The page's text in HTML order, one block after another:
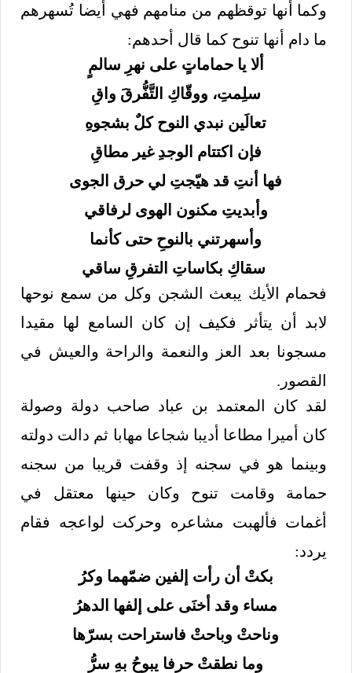
وكما أنها توقظهم من منامهم فهي أيضا تُسهرهم
ما دام أنها تنوح كما قال أحدهم:
ألا يا حماماتٍ على نهرِ سالمٍ
سلِمتِ، ووقّاكِ التَّفُّرقَ واقِ
تعالَين نبدي النوح كلٌ بشجوهِ
فإن اكتتام الوجدِ غير مطاقِ
فها أنتِ قد هيّجتِ لي حرق الجوى
وأبديتِ مكنون الهوى لرفاقي
وأسهرتني بالنوحِ حتى كأنما
سقاكِ بكاساتِ التفرقِ ساقي
فحمام الأيك يبعث الشجن وكل من سمع نوحها
لابد أن يتأثر فكيف إن كان السامع لها مقيدا
مسجونا بعد العز والنعمة والراحة والعيش في
القصور.
لقد كان المعتمد بن عباد صاحب دولة وصولة
كان أميرا مطاعا أديبا شجاعا مهابا ثم دالت دولته
وبينما هو في سجنه إذ وقفت قريبا من سجنه
حمامة وقامت تنوح وكان حينها معتقل في
أغمات فألهبت مشاعره وحركت لواعجه فقام
يردد:
بكتْ أن رأت إلفين ضمّهما وكرُ
مساء وقد أخنَى على إلفها الدهرُ
وناحتْ وباحتْ فاستراحت بسرّها
وما نطقتْ حرفا يبوحُ بهِ سرُّ